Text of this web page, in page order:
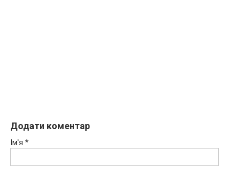
Додати коментар
Ім'я *